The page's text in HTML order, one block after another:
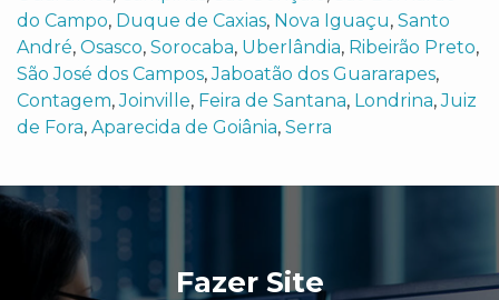
do Campo, Duque de Caxias, Nova Iguaçu, Santo
André, Osasco, Sorocaba, Uberlândia, Ribeirão Preto,
São José dos Campos,Jaboatão dos Guararapes,
Contagem,Joinville, Feira de Santana, Londrina,Juiz
de Fora, Aparecida de Goiânia, Serra
Fazer Site